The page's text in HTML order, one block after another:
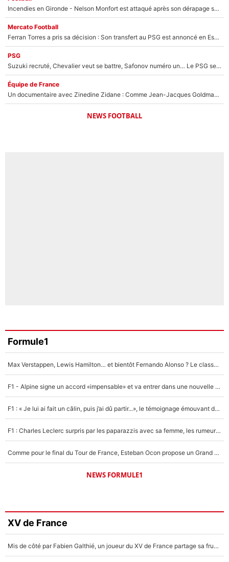
Incendies en Gironde - Nelson Monfort est attaqué après son dérapage sur CNews : «Et lui, il prend combien pour parler dans un studio climatisé?»
Mercato Football
Ferran Torres a pris sa décision : Son transfert au PSG est annoncé en Espagne !
PSG
Suzuki recruté, Chevalier veut se battre, Safonov numéro un… Le PSG se lance encore dans un gros chantier pour le poste de gardien de but
Équipe de France
Un documentaire avec Zinedine Zidane : Comme Jean-Jacques Goldman et Mylène Farmer, le nouveau sélectionneur de l'équipe de France a recalé une journaliste très connue
NEWS FOOTBALL
Formule1
Max Verstappen, Lewis Hamilton… et bientôt Fernando Alonso ? Le classement des pilotes les mieux payés en Formule 1 risque de changer !
F1 - Alpine signe un accord «impensable» et va entrer dans une nouvelle dimension : Grande nouvelle pour Pierre Gasly !
F1 : « Je lui ai fait un câlin, puis j’ai dû partir...», le témoignage émouvant de Max Verstappen sur sa fille
F1 : Charles Leclerc surpris par les paparazzis avec sa femme, les rumeurs étaient vraies !
Comme pour le final du Tour de France, Esteban Ocon propose un Grand Prix de Formule 1 à Paris : «Autour de l’Arc de Triomphe, ce serait génial» !
NEWS FORMULE1
XV de France
Mis de côté par Fabien Galthié, un joueur du XV de France partage sa frustration : «ils ne me l’ont pas dit tout de suite»